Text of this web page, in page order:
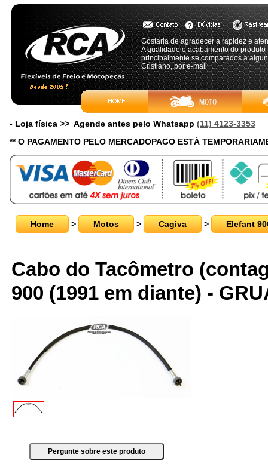
Gostaria de agradecer a rapidez e
A qualidade e acabamento do
principalmente se comparados a
Cristiano, por e-mail
- Loja física >> Agende antes pelo Whatsapp (11) 4123-3353
** O PAGAMENTO PELO MERCADOPAGO ESTÁ
Home > Motos > Cagiva > Elefant
Cabo do Tacômetro
900 (1991 em diante) -